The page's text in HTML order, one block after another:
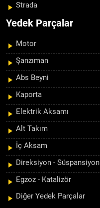
Strada
Yedek Parçalar
Motor
Şanzıman
Abs Beyni
Kaporta
Elektrik Aksamı
Alt Takım
İç Aksam
Direksiyon - Süspansiyon
Egzoz - Katalizör
Diğer Yedek Parçalar